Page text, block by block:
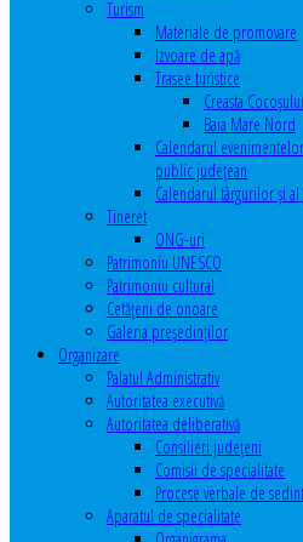
Turism
Materiale de promovare
Izvoare de apă
Trasee turistice
Creasta Cocoșului
Baia Mare Nord
Calendarul
public judeţean
Calendarul târgurilor şi
Tineret
ONG-uri
Patrimoniu UNESCO
Patrimoniu cultural
Cetăţeni de onoare
Galeria președinților
Organizare
Palatul Administrativ
Autoritatea executivă
Autoritatea deliberativă
Consilieri judeţeni
Comisii de specialitate
Procese verbale de
Aparatul de specialitate